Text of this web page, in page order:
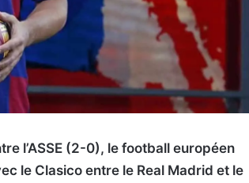
l’ASSE (2-0), le football européen
le Clasico entre le Real Madrid et le